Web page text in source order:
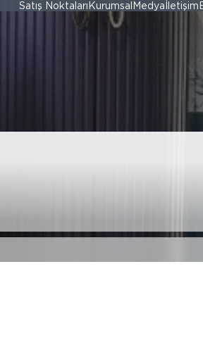
Satış Noktaları Kurumsal Medya İletişim